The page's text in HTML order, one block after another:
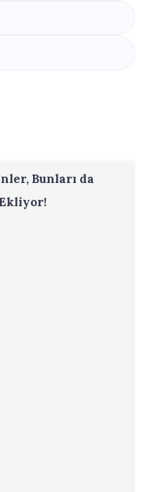
Ceviz).
Bunları da